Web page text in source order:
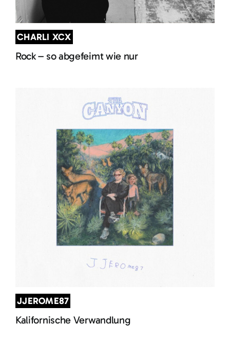
CHARLI XCX
Rock – so abgefeimt wie nur
JJEROME87
Kalifornische Verwandlung